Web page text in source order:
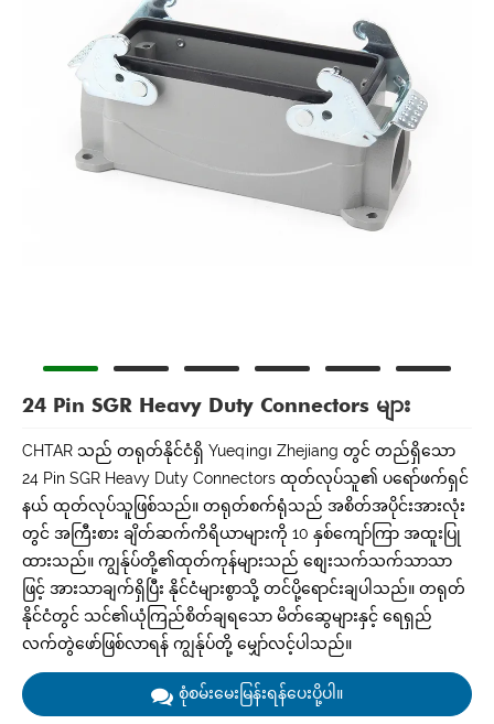
24 Pin SGR Heavy Duty Connectors များ
CHTAR သည် တရုတ်နိုင်ငံရှိ Yueqing၊ Zhejiang တွင် တည်ရှိသော
24 Pin SGR Heavy Duty Connectors ထုတ်လုပ်သူ၏ ပရော်ဖက်ရှင်
နယ် ထုတ်လုပ်သူဖြစ်သည်။ တရုတ်စက်ရုံသည် အစိတ်အပိုင်းအားလုံး
တွင် အကြီးစား ချိတ်ဆက်ကိရိယာများကို 10 နှစ်ကျော်ကြာ အထူးပြု
ထားသည်။ ကျွန်ုပ်တို့၏ထုတ်ကုန်များသည် စျေးသက်သက်သာသာ
ဖြင့် အားသာချက်ရှိပြီး နိုင်ငံများစွာသို့ တင်ပို့ရောင်းချပါသည်။ တရုတ်
နိုင်ငံတွင် သင်၏ယုံကြည်စိတ်ချရသော မိတ်ဆွေများနှင့် ရေရှည်
လက်တွဲဖော်ဖြစ်လာရန် ကျွန်ုပ်တို့ မျှော်လင့်ပါသည်။
စုံစမ်းမေးမြန်းရန်ပေးပို့ပါ။